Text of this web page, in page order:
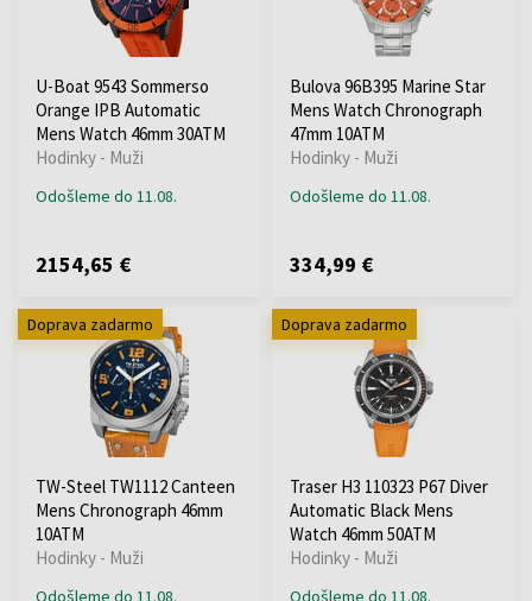
U-Boat 9543 Sommerso
Orange IPB Automatic
Mens Watch 46mm 30ATM
Hodinky - Muži
Odošleme do 11.08.
2154,65 €
Bulova 96B395 Marine Star
Mens Watch Chronograph
47mm 10ATM
Hodinky - Muži
Odošleme do 11.08.
334,99 €
Doprava zadarmo
TW-Steel TW1112 Canteen
Mens Chronograph 46mm
10ATM
Hodinky - Muži
Odošleme do 11.08.
Doprava zadarmo
Traser H3 110323 P67 Diver
Automatic Black Mens
Watch 46mm 50ATM
Hodinky - Muži
Odošleme do 11.08.